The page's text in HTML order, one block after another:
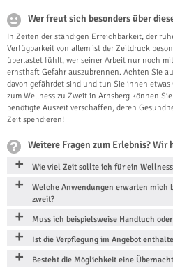
Wer freut sich besonders über
In Zeiten der ständigen Erreichbarkeit, der
Verfügbarkeit von allem ist der Zeitdruck
überlastet fühlt, wer seiner Arbeit nur noch
ernsthaft Gefahr auszubrennen. Achten Sie
davon gefährdet sind und tun Sie ihnen
zum Wellness zu Zweit in Arnsberg können
benötigte Auszeit verschaffen, deren
Zeit spendieren!
Weitere Fragen zum Erlebnis? Wir
Wie viel Zeit sollte ich für ein
Welche Anwendungen erwarten mich
zweit?
Muss ich beispielsweise Handtuch
Ist die Verpflegung im Angebot
Besteht die Möglichkeit eine